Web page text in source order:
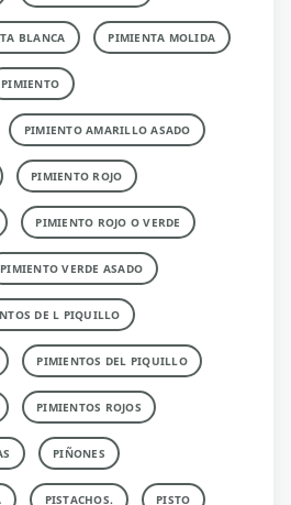
BLANCA PIMIENTA MOLIDA
PIMIENTO
PIMIENTO AMARILLO ASADO
PIMIENTO ROJO
PIMIENTO ROJO O VERDE
PIMIENTO VERDE ASADO
DE L PIQUILLO
PIMIENTOS DEL PIQUILLO
PIMIENTOS ROJOS
PIÑONES
PISTACHOS. PISTO